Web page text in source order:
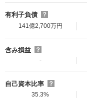
有利子負債
？
141億2,700万円
含み損益
？
-
自己資本比率
？
35.3%